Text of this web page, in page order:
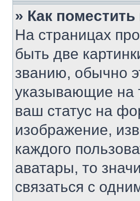
» Как
На страницах
быть две
званию, обычно
указывающие на
ваш статус на
изображение,
каждого
аватары, то
связаться с